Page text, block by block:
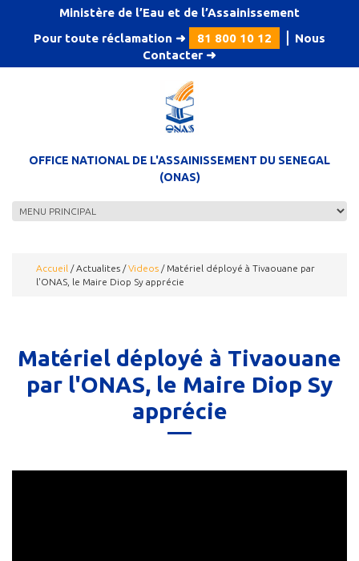
Aller au contenu principal
Ministère de l’Eau et de l’Assainissement
Pour toute réclamation ➜
81 800 10 12
Nous
Contacter ➜
OFFICE NATIONAL DE L'ASSAINISSEMENT DU SENEGAL
(ONAS)
Accueil / Actualites / Videos / Matériel déployé à Tivaouane par
l'ONAS, le Maire Diop Sy apprécie
Matériel déployé à Tivaouane
par l'ONAS, le Maire Diop Sy
apprécie